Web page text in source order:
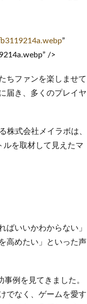
”
/>
ちファンを楽しませて
届き、多くのプレイヤ
株式会社メイラボは、
ルを取材して見えたマ
ばいいかわからない」
高めたい」といった声
例を見てきました。
でなく、ゲームを愛す